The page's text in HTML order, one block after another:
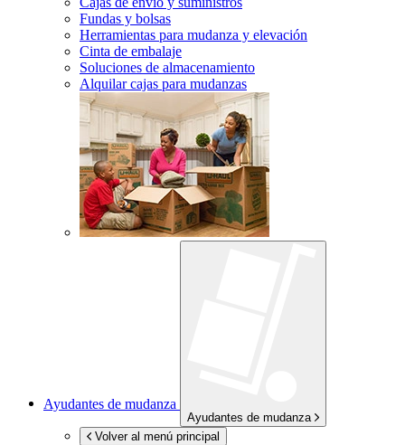
Fundas y bolsas
Herramientas para mudanza y elevación
Cinta de embalaje
Soluciones de almacenamiento
Alquilar cajas para mudanzas
Ayudantes de mudanza
Ayudantes de mudanza
Volver al menú principal